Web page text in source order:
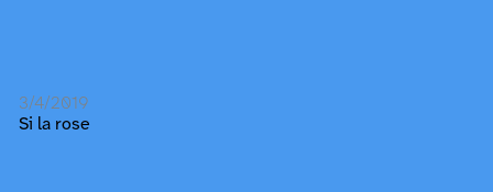
3/4/2019
Si la rose